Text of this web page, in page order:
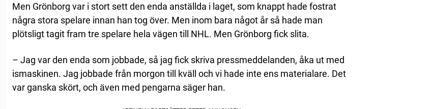
Men Grönborg var i stort sett den enda anställda i laget, som knappt hade fostrat
några stora spelare innan han tog över. Men inom bara något år så hade man
plötsligt tagit fram tre spelare hela vägen till NHL. Men Grönborg fick slita.
– Jag var den enda som jobbade, så jag fick skriva pressmeddelanden, åka ut med
ismaskinen. Jag jobbade från morgon till kväll och vi hade inte ens materialare. Det
var ganska skört, och även med pengarna säger han.